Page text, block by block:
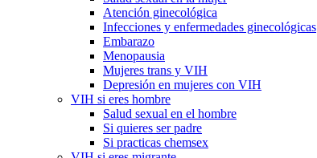
Atención ginecológica
Infecciones y enfermedades ginecológicas
Embarazo
Menopausia
Mujeres trans y VIH
Depresión en mujeres con VIH
VIH si eres hombre
Salud sexual en el hombre
Si quieres ser padre
Si practicas chemsex